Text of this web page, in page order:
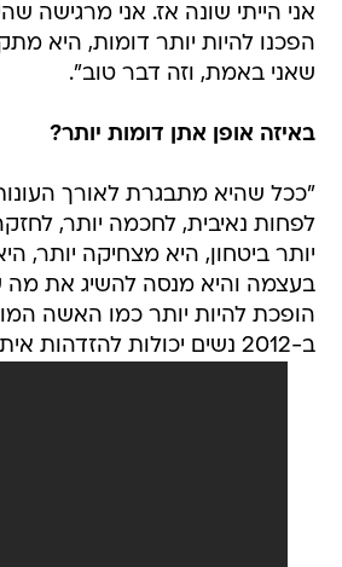
אני הייתי שונה אז. אני מרגישה
הפכנו להיות יותר דומות, היא
שאני באמת, וזה דבר טוב".
באיזה אופן אתן דומות יותר?
"ככל שהיא מתבגרת לאורך
לפחות נאיבית, לחכמה יותר,
יותר ביטחון, היא מצחיקה יותר,
בעצמה והיא מנסה להשיג את מה
הופכת להיות יותר כמו האשה
ב-2012 נשים יכולות להזדהות איתה בקלות".